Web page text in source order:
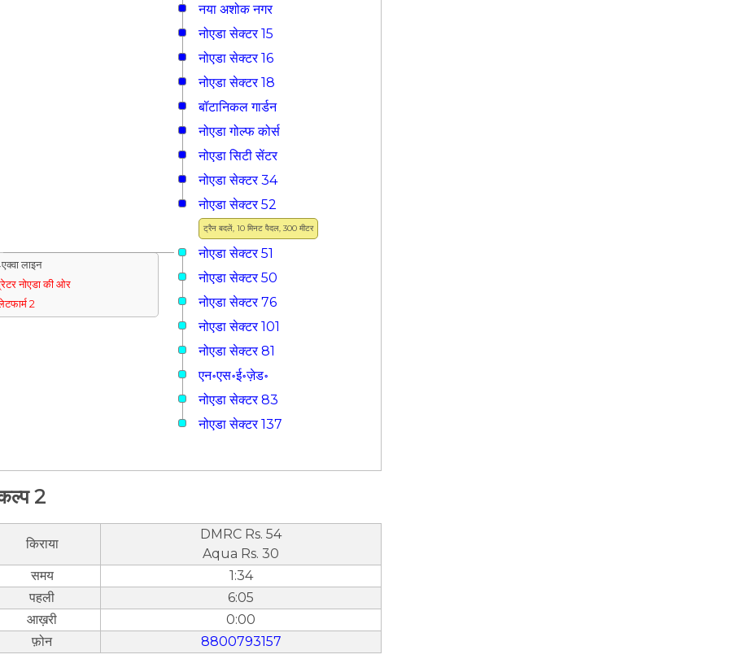
नया अशोक नगर
नोएडा सेक्टर 15
नोएडा सेक्टर 16
नोएडा सेक्टर 18
बॉटानिकल गार्डन
नोएडा गोल्फ कोर्स
नोएडा सिटी सेंटर
नोएडा सेक्टर 34
ट्रैन बदलें, 10 मिनट पैदल, 300 मीटर
नोएडा सेक्टर 52
नोएडा सेक्टर 51
लाइन
नोएडा की ओर
2
नोएडा सेक्टर 50
नोएडा सेक्टर 76
नोएडा सेक्टर 101
नोएडा सेक्टर 81
एन॰एस॰ई॰ज़ेड॰
नोएडा सेक्टर 83
नोएडा सेक्टर 137
2
किराया
DMRC Rs. 54
Aqua Rs. 30
समय
1:34
पहली
6:05
आख़री
0:00
फ़ोन
8800793157